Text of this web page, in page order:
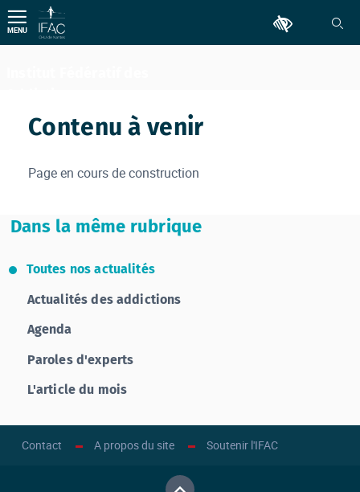
Aller
au
contenu
Comportementales
Outils
MENU
Contenu à venir
Page en cours de construction
Dans la même rubrique
Toutes nos actualités
Actualités des addictions
Agenda
Paroles d'experts
L'article du mois
Contact A propos du site Soutenir l'IFAC